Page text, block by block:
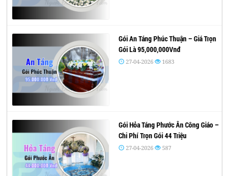
Gói An Táng Phúc Thuận – Giá Trọn
Gói Là 95,000,000Vnđ
27-04-2026 1683
Gói Hỏa Táng Phước Ân Công Giáo –
Chi Phí Trọn Gói 44 Triệu
27-04-2026 587